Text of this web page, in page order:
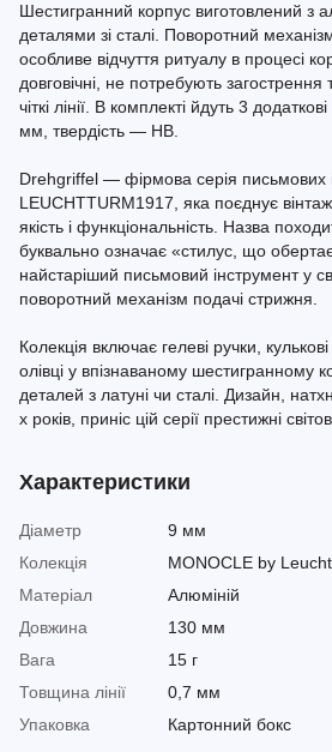
Шестигранний корпус виготовлений з
деталями зі сталі. Поворотний
особливе відчуття ритуалу в процесі
довговічні, не потребують загострення
чіткі лінії. В комплекті йдуть 3
мм, твердість — HB.
Drehgriffel — фірмова серія письмових
LEUCHTTURM1917, яка поєднує
якість і функціональність. Назва
буквально означає «стилус, що
найстаріший письмовий інструмент у
поворотний механізм подачі стрижня.
Колекція включає гелеві ручки,
олівці у впізнаваному шестигранному
деталей з латуні чи сталі. Дизайн,
х років, приніс цій серії престижні
Характеристики
Діаметр
9 мм
Колекція
MONOCLE by
Матеріал
Алюміній
Довжина
130 мм
Вага
15 г
Товщина лінії
0,7 мм
Упаковка
Картонний бокс